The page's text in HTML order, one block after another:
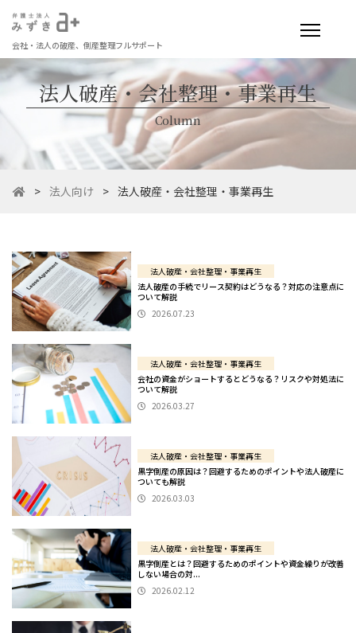
会社・法人の破産、倒産整理フルサポート
法人破産・会社整理・事業再生
Column
> 法人向け > 法人破産・会社整理・事業再生
法人破産・会社整理・事業再生
法人破産の手続でリース契約はどうなる？対応の注意点に
ついて解説
2026.07.23
法人破産・会社整理・事業再生
会社の資金がショートするとどうなる？リスクや対処法に
ついて解説
2026.03.27
法人破産・会社整理・事業再生
黒字倒産の原因は？回避するためのポイントや法人破産に
ついても解説
2026.03.03
法人破産・会社整理・事業再生
黒字倒産とは？回避するためのポイントや資金繰りが改善
しない場合の対...
2026.02.12